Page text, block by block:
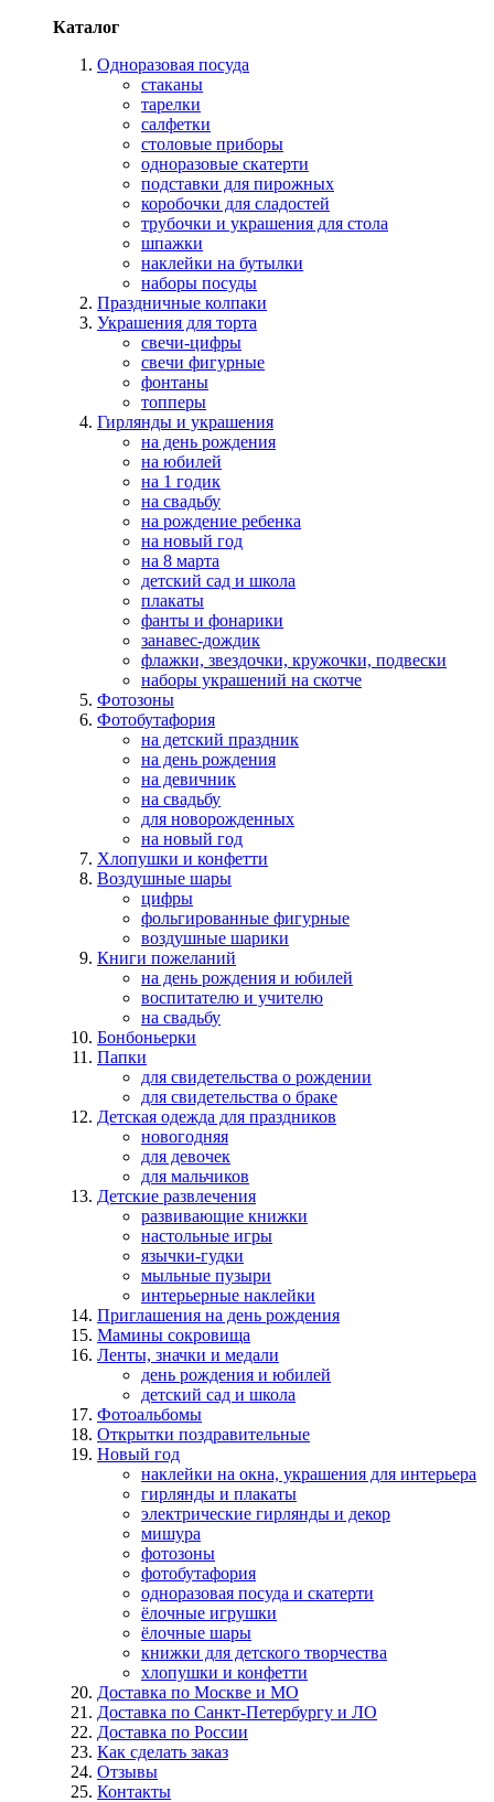
Каталог
Одноразовая посуда
стаканы
тарелки
салфетки
столовые приборы
одноразовые скатерти
подставки для пирожных
коробочки для сладостей
трубочки и украшения для стола
шпажки
наклейки на бутылки
наборы посуды
Праздничные колпаки
Украшения для торта
свечи-цифры
свечи фигурные
фонтаны
топперы
Гирлянды и украшения
на день рождения
на юбилей
на 1 годик
на свадьбу
на рождение ребенка
на новый год
на 8 марта
детский сад и школа
плакаты
фанты и фонарики
занавес-дождик
флажки, звездочки, кружочки, подвески
наборы украшений на скотче
Фотозоны
Фотобутафория
на детский праздник
на день рождения
на девичник
на свадьбу
для новорожденных
на новый год
Хлопушки и конфетти
Воздушные шары
цифры
фольгированные фигурные
воздушные шарики
Книги пожеланий
на день рождения и юбилей
воспитателю и учителю
на свадьбу
Бонбоньерки
Папки
для свидетельства о рождении
для свидетельства о браке
Детская одежда для праздников
новогодняя
для девочек
для мальчиков
Детские развлечения
развивающие книжки
настольные игры
язычки-гудки
мыльные пузыри
интерьерные наклейки
Приглашения на день рождения
Мамины сокровища
Ленты, значки и медали
день рождения и юбилей
детский сад и школа
Фотоальбомы
Открытки поздравительные
Новый год
наклейки на окна, украшения для интерьера
гирлянды и плакаты
электрические гирлянды и декор
мишура
фотозоны
фотобутафория
одноразовая посуда и скатерти
ёлочные игрушки
ёлочные шары
книжки для детского творчества
хлопушки и конфетти
Доставка по Москве и МО
Доставка по Санкт-Петербургу и ЛО
Доставка по России
Как сделать заказ
Отзывы
Контакты